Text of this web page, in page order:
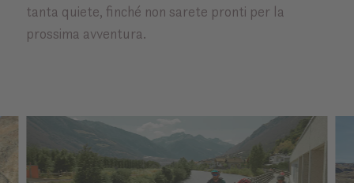
tanta quiete, finché non sarete pronti per la
prossima avventura.